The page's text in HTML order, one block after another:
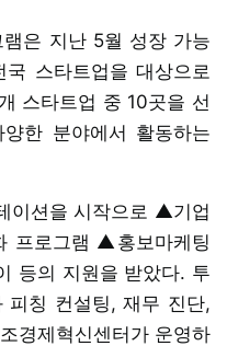
은 지난 5월 성장 가능
스타트업을 대상으로
스타트업 중 10곳을 선
한 분야에서 활동하는
이션을 시작으로 ▲기업
프로그램 ▲홍보마케팅
등의 지원을 받았다. 투
피칭 컨설팅, 재무 진단,
경제혁신센터가 운영하